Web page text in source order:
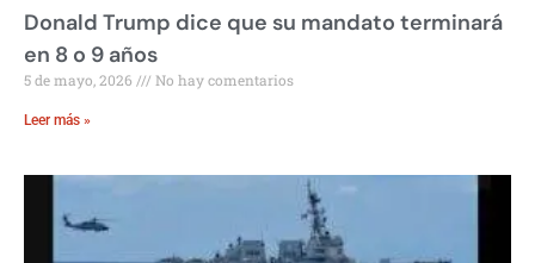
Donald Trump dice que su mandato terminará
en 8 o 9 años
5 de mayo, 2026 No hay comentarios
Leer más »